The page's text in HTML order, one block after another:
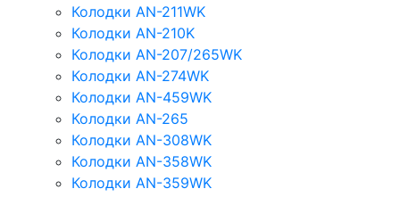
Колодки AN-211WK
Колодки AN-210K
Колодки AN-207/265WK
Колодки AN-274WK
Колодки AN-459WK
Колодки AN-265
Колодки AN-308WK
Колодки AN-358WK
Колодки AN-359WK